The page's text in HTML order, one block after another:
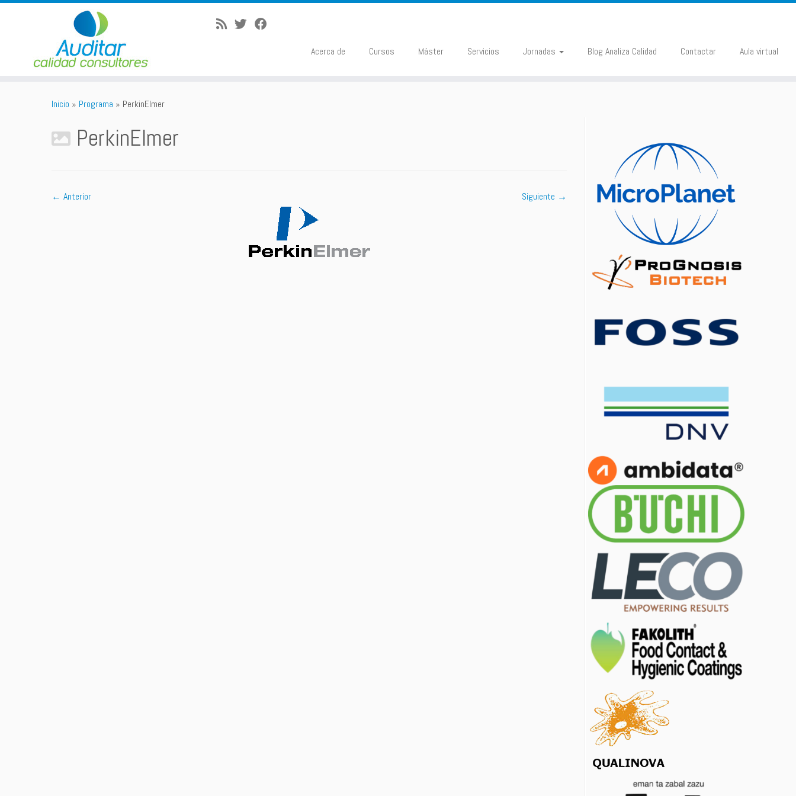
Acerca de Cursos Máster Servicios Jornadas Blog Analiza Calidad Contactar Aula virtual
Inicio » Programa » PerkinElmer
PerkinElmer
← Anterior Siguiente →